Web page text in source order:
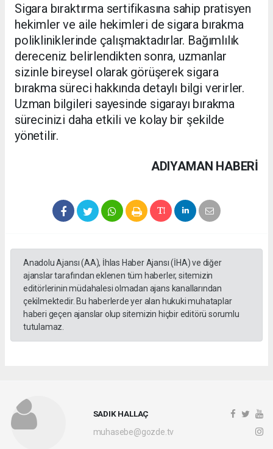
Sigara bıraktırma sertifikasına sahip pratisyen
hekimler ve aile hekimleri de sigara bırakma
polikliniklerinde çalışmaktadırlar. Bağımlılık
dereceniz belirlendikten sonra, uzmanlar
sizinle bireysel olarak görüşerek sigara
bırakma süreci hakkında detaylı bilgi verirler.
Uzman bilgileri sayesinde sigarayı bırakma
sürecinizi daha etkili ve kolay bir şekilde
yönetilir.
ADIYAMAN HABERİ
Anadolu Ajansı (AA), İhlas Haber Ajansı (İHA) ve diğer
ajanslar tarafından eklenen tüm haberler, sitemizin
editörlerinin müdahalesi olmadan ajans kanallarından
çekilmektedir. Bu haberlerde yer alan hukuki muhataplar
haberi geçen ajanslar olup sitemizin hiçbir editörü sorumlu
tutulamaz.
SADIK HALLAÇ
muhasebe@gozde.tv